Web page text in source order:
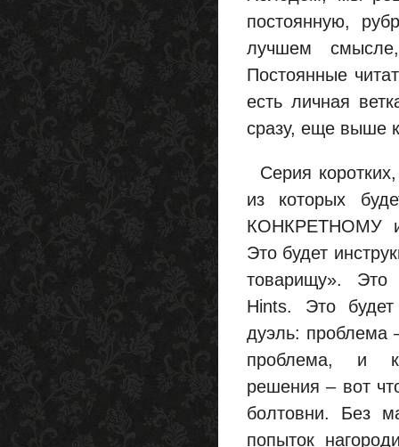
постоянную,
лучшем
Постоянные
есть личная
сразу, еще выше
Серия
из которых
КОНКРЕТНОМУ и
Это будет
товарищу». Это
Hints. Это
дуэль: проблема
проблема, и
решения – вот
болтовни. Без
попыток